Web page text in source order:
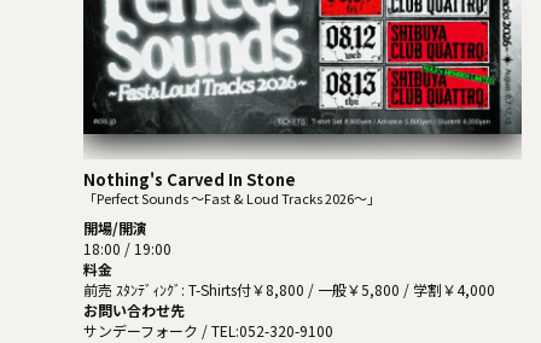
Nothing's Carved In Stone
「Perfect Sounds ～Fast & Loud Tracks 2026～」
開場/開演
18:00 / 19:00
料金
前売 ｽﾀﾝﾃﾞｨﾝｸﾞ: T-Shirts付￥8,800 / 一般￥5,800 / 学割￥4,000
お問い合わせ先
サンデーフォーク / TEL:052-320-9100